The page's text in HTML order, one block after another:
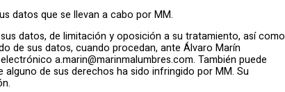
datos que se llevan a cabo por MM.
datos, de limitación y oposición a su tratamiento, así como
de sus datos, cuando procedan, ante Álvaro Marín
a.marin@marinmalumbres.com. También puede
de sus derechos ha sido infringido por MM. Su